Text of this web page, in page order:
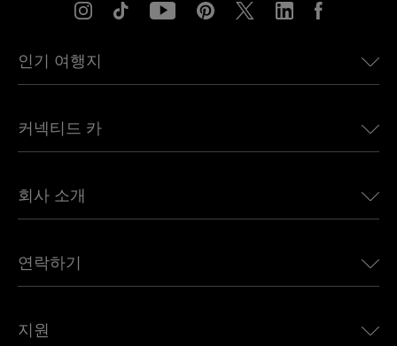
인기 여행지
유럽용 eSIM
캐나다용 eSIM
아프리카용 eSIM
모든 목적지 보기
커넥티드 카
Land Rover용 Ubigi
Jeep용 Ubigi
Mini용 Ubigi
회사 소개
언론에 소개된 Ubigi
Ubigi 앱
연락하기
제휴 프로그램
지원